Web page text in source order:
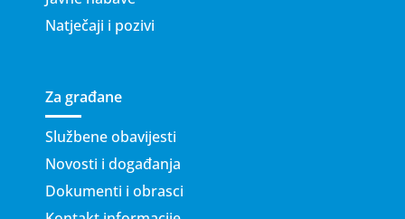
Natječaji i pozivi
Za građane
Službene obavijesti
Novosti i događanja
Dokumenti i obrasci